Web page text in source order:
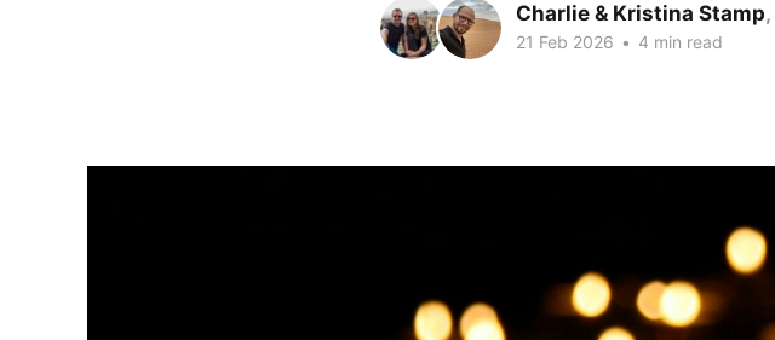
Charlie & Kristina Stamp,
21 Feb 2026 • 4 min read